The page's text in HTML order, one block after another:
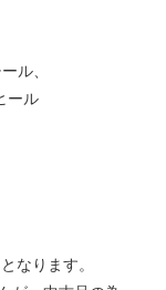
ル、
ール
なります。